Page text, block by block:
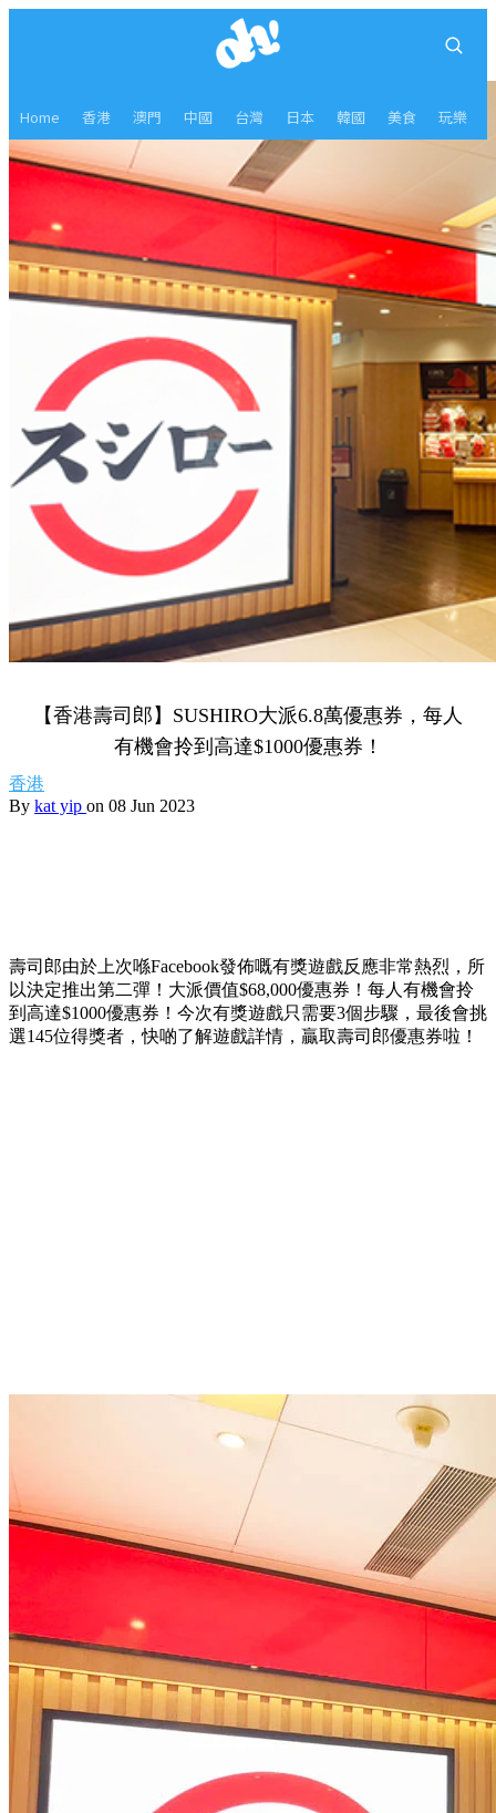
Home 香港 澳門 中國 台灣 日本 韓國 美食 玩樂
【香港壽司郎】SUSHIRO大派6.8萬優惠券，每人
有機會拎到高達$1000優惠券！
香港
By kat yip on 08 Jun 2023
壽司郎由於上次喺Facebook發佈嘅有獎遊戲反應非常熱烈，所
以決定推出第二彈！大派價值$68,000優惠券！每人有機會拎
到高達$1000優惠券！今次有獎遊戲只需要3個步驟，最後會挑
選145位得獎者，快啲了解遊戲詳情，贏取壽司郎優惠券啦！